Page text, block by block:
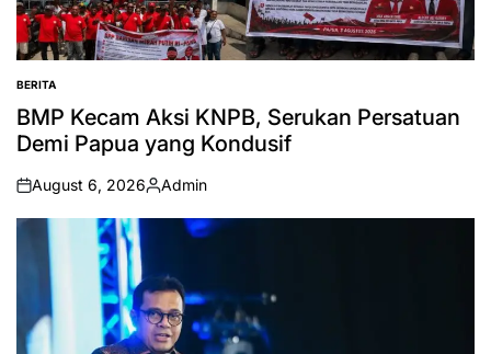
POSTED
IN
BERITA
BMP Kecam Aksi KNPB, Serukan Persatuan
Demi Papua yang Kondusif
on
August 6, 2026
Posted
by
Admin